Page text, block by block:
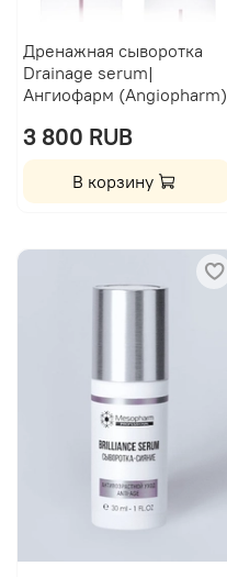
Дренажная сыворотка
Drainage serum|
Ангиофарм (Angiopharm)
3 800 RUB
В корзину